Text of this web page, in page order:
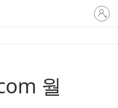
귀
하
계
월